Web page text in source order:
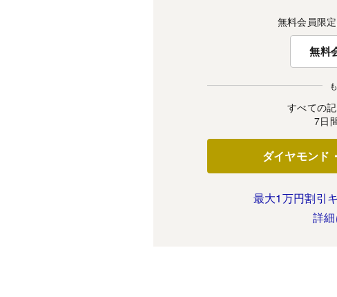
無料会員限
無料
すべての
7日
ダイヤモンド
最大1万円割引
詳